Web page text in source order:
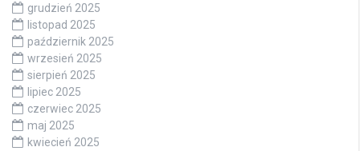
grudzień 2025
listopad 2025
październik 2025
wrzesień 2025
sierpień 2025
lipiec 2025
czerwiec 2025
maj 2025
kwiecień 2025